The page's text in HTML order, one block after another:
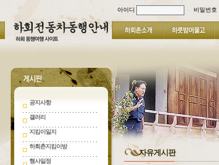
공지사항
갤러리
지킴이일지
하회촌지킴이방
행사일정
아이디 비밀번호
자유게시판